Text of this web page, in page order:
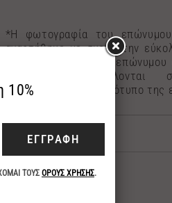
*Η φωτογραφία του επώνυμου
αναρτήθηκε με σκοπό την
του αγαπημένου σας
αρώματα αποστέλλονται
συσκευασία με το λογότυπο της